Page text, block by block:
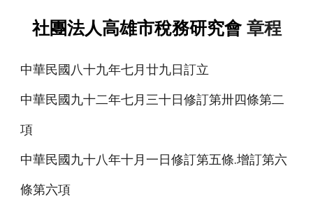
社團法人高雄市稅務研究會 章程
中華民國八十九年七月廿九日訂立
中華民國九十二年七月三十日修訂第卅四條第二
項
中華民國九十八年十月一日修訂第五條.增訂第六
條第六項